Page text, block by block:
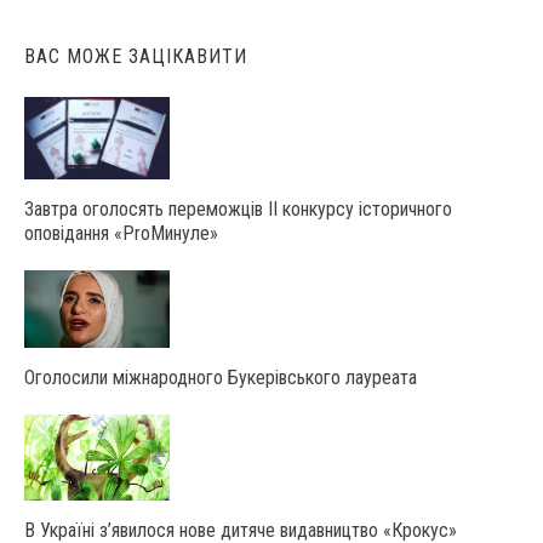
ВАС МОЖЕ ЗАЦІКАВИТИ
Завтра оголосять переможців ІІ конкурсу історичного
оповідання «ProМинуле»
Оголосили міжнародного Букерівського лауреата
В Україні з’явилося нове дитяче видавництво «Крокус»